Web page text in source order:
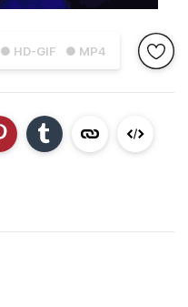
● HD-GIF ● MP4